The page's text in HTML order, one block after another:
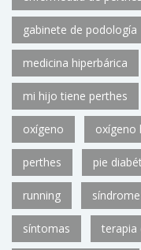
gabinete de podología
medicina hiperbárica
mi hijo tiene perthes
oxígeno oxígeno
perthes pie
running síndrome
síntomas terapia